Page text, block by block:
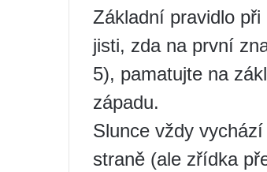
Základní pravidlo
jisti, zda na první
5), pamatujte na
západu.
Slunce vždy
straně (ale zřídka